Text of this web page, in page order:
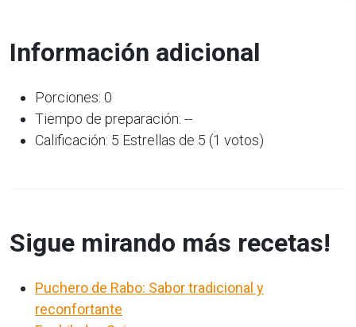
Información adicional
Porciones: 0
Tiempo de preparación: --
Calificación: 5 Estrellas de 5 (1 votos)
Sigue mirando más recetas!
Puchero de Rabo: Sabor tradicional y
reconfortante